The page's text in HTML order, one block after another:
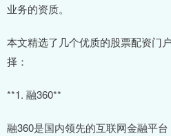
业务的资质。
本文精选了几个优质的股票配资门
择：
**1. 融360**
融360是国内领先的互联网金融平